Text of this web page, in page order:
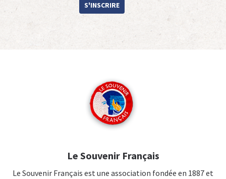
S'INSCRIRE
Le Souvenir Français
Le Souvenir Français est une association fondée en 1887 et